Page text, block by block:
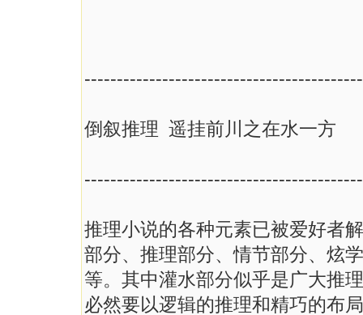
倒叙推理 遥挂前川之在水一方
推理小说的各种元素已被爱好者
部分、推理部分、情节部分、炫
等。其中灌水部分似乎是广大推
必然要以逻辑的推理和精巧的布